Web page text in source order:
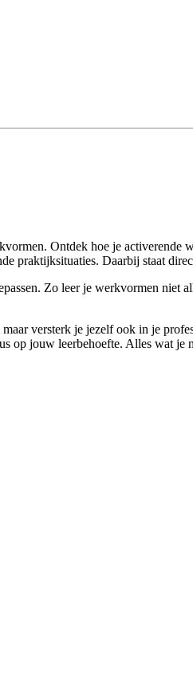
Ontdek hoe je activerende
praktijksituaties. Daarbij staat
Zo leer je werkvormen
versterk je jezelf ook in je
op jouw leerbehoefte. Alles wat